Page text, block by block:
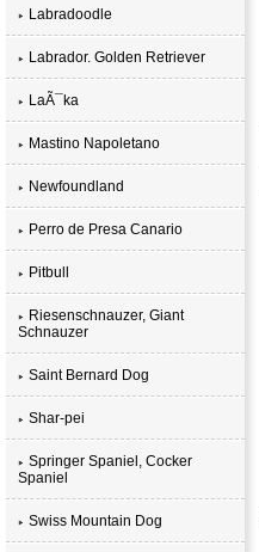
Labradoodle
Labrador. Golden Retriever
LaÃ¯ka
Mastino Napoletano
Newfoundland
Perro de Presa Canario
Pitbull
Riesenschnauzer, Giant
Schnauzer
Saint Bernard Dog
Shar-pei
Springer Spaniel, Cocker
Spaniel
Swiss Mountain Dog